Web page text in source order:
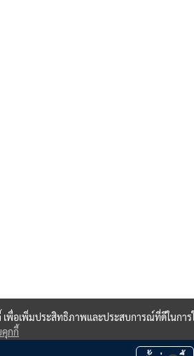
เพื่อเพิ่มประสิทธิภาพและประสบการณ์ที่ดีในกา
กกี้